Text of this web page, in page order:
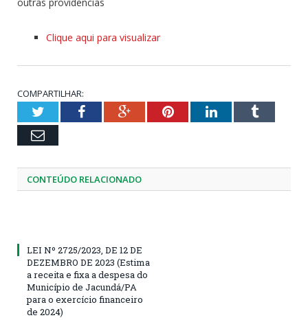
Clique aqui para visualizar
COMPARTILHAR:
TwitterFacebookGoogle+PinterestLinkedInTumblr
Email
CONTEÚDO RELACIONADO
LEI Nº 2725/2023, DE 12 DE
DEZEMBRO DE 2023 (Estima
a receita e fixa a despesa do
Município de Jacundá/PA
para o exercício financeiro
de 2024)